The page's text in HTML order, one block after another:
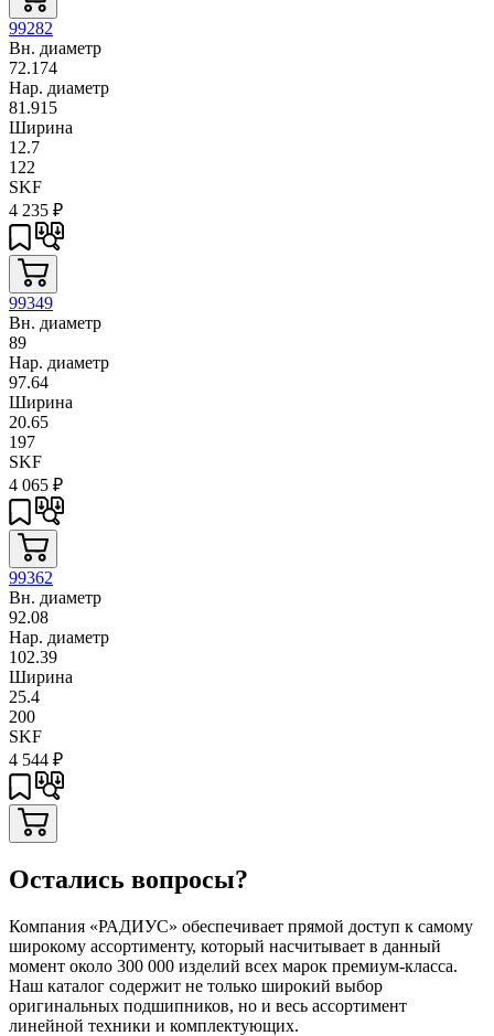
99282
Вн. диаметр
72.174
Нар. диаметр
81.915
Ширина
12.7
122
SKF
4 235 ₽
99349
Вн. диаметр
89
Нар. диаметр
97.64
Ширина
20.65
197
SKF
4 065 ₽
99362
Вн. диаметр
92.08
Нар. диаметр
102.39
Ширина
25.4
200
SKF
4 544 ₽
Остались вопросы?
Компания «РАДИУС» обеспечивает прямой доступ к самому
широкому ассортименту, который насчитывает в данный
момент около 300 000 изделий всех марок премиум-класса.
Наш каталог содержит не только широкий выбор
оригинальных подшипников, но и весь ассортимент
линейной техники и комплектующих.